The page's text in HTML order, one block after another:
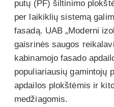
putų (PF) šiltinimo
per laikiklių sistemą
fasadą. UAB „Moderni
gaisrinės saugos
kabinamojo fasado
populiariausių gamintojų
apdailos plokštėmis ir
medžiagomis.